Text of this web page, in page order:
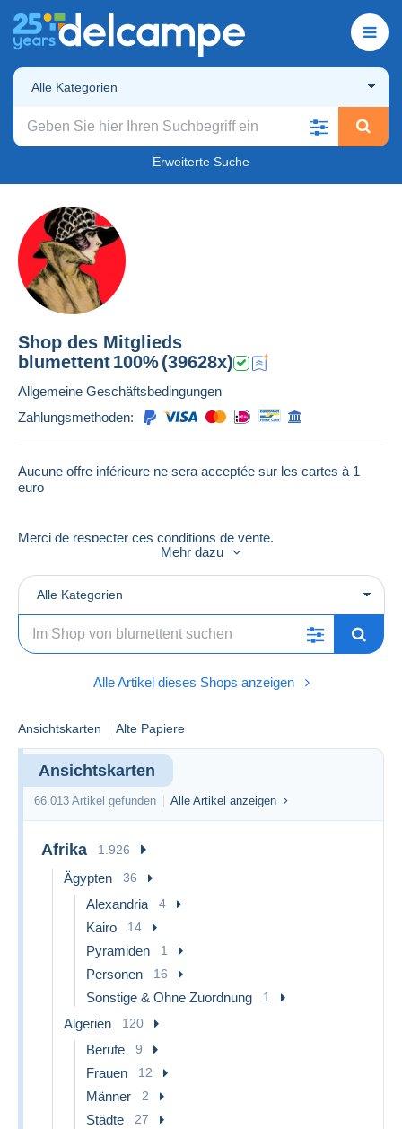
Alle Kategorien
Erweiterte Suche
Shop des Mitglieds
blumettent100%(39628x)
Allgemeine Geschäftsbedingungen
Zahlungsmethoden:
Aucune offre inférieure ne sera acceptée sur les cartes à 1
euro
Merci de respecter ces conditions de vente.
Mehr dazu
Alle Kategorien
Alle Artikel dieses Shops anzeigen
Ansichtskarten Alte Papiere
Ansichtskarten
66.013 Artikel gefunden Alle Artikel anzeigen
Afrika 1.926
Ägypten 36
Alexandria 4
Kairo 14
Pyramiden 1
Personen 16
Sonstige & Ohne Zuordnung 1
Algerien 120
Berufe 9
Frauen 12
Männer 2
Städte 27